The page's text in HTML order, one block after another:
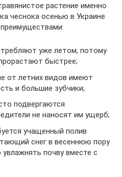
растение именно
чеснока осенью в Украине
уже летом, потому
быстрее;
от летних видов имеют
и большие зубчики;
подвергаются
не наносят им ущерб;
учащенный полив
снег в весеннюю пору
почву вместе с